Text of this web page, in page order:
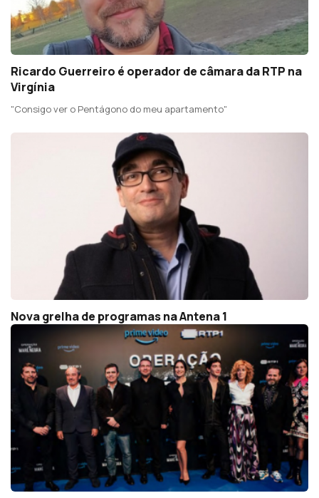
Ricardo Guerreiro é operador de câmara da RTP na
Virgínia
"Consigo ver o Pentágono do meu apartamento"
Nova grelha de programas na Antena 1